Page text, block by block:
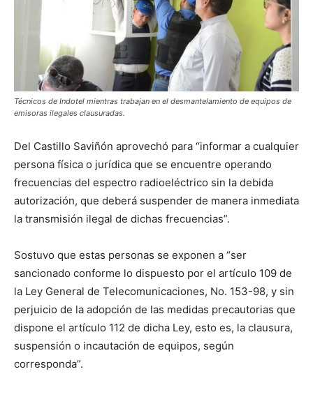
Técnicos de Indotel mientras trabajan en el desmantelamiento de equipos de
emisoras ilegales clausuradas.
Del Castillo Saviñón aprovechó para “informar a cualquier
persona física o jurídica que se encuentre operando
frecuencias del espectro radioeléctrico sin la debida
autorización, que deberá suspender de manera inmediata
la transmisión ilegal de dichas frecuencias”.
Sostuvo que estas personas se exponen a “ser
sancionado conforme lo dispuesto por el artículo 109 de
la Ley General de Telecomunicaciones, No. 153-98, y sin
perjuicio de la adopción de las medidas precautorias que
dispone el artículo 112 de dicha Ley, esto es, la clausura,
suspensión o incautación de equipos, según
corresponda”.